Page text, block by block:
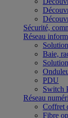
Sécurité,
Réseau
Baie,
PDU
Switch
Réseau
Coffret
Fibre